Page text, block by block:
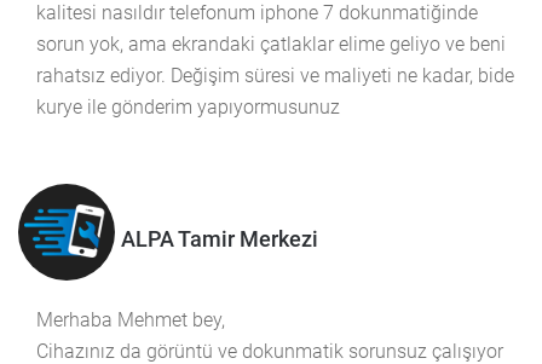
kalitesi nasıldır telefonum iphone 7 dokunmatiğinde
sorun yok, ama ekrandaki çatlaklar elime geliyo ve beni
rahatsız ediyor. Değişim süresi ve maliyeti ne kadar, bide
kurye ile gönderim yapıyormusunuz
ALPA Tamir Merkezi
Merhaba Mehmet bey,
Cihazınız da görüntü ve dokunmatik sorunsuz çalışıyor